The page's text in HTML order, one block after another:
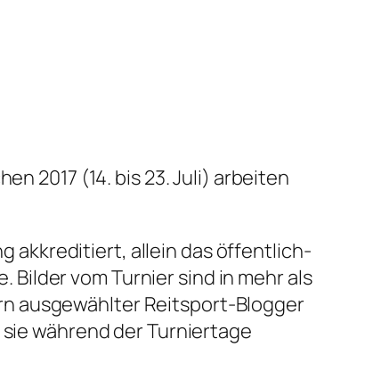
2017 (14. bis 23. Juli) arbeiten
akkreditiert, allein das öffentlich-
vom Turnier sind in mehr als
ausgewählter Reitsport-Blogger
sie während der Turniertage